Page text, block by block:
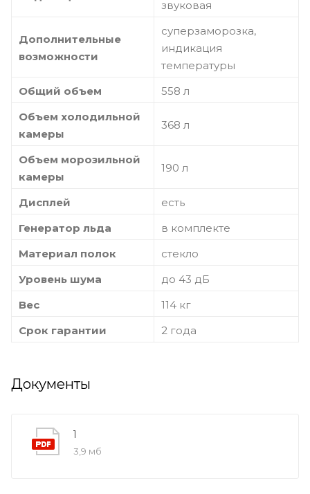
звуковая
Дополнительные
возможности
суперзаморозка,
индикация
температуры
Общий объем
558 л
Объем холодильной
камеры
368 л
Объем морозильной
камеры
190 л
Дисплей
есть
Генератор льда
в комплекте
Материал полок
стекло
Уровень шума
до 43 дБ
Вес
114 кг
Срок гарантии
2 года
Документы
1
3,9 мб